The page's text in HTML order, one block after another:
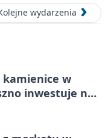
wydarzenia
kamienice w
inwestuje na